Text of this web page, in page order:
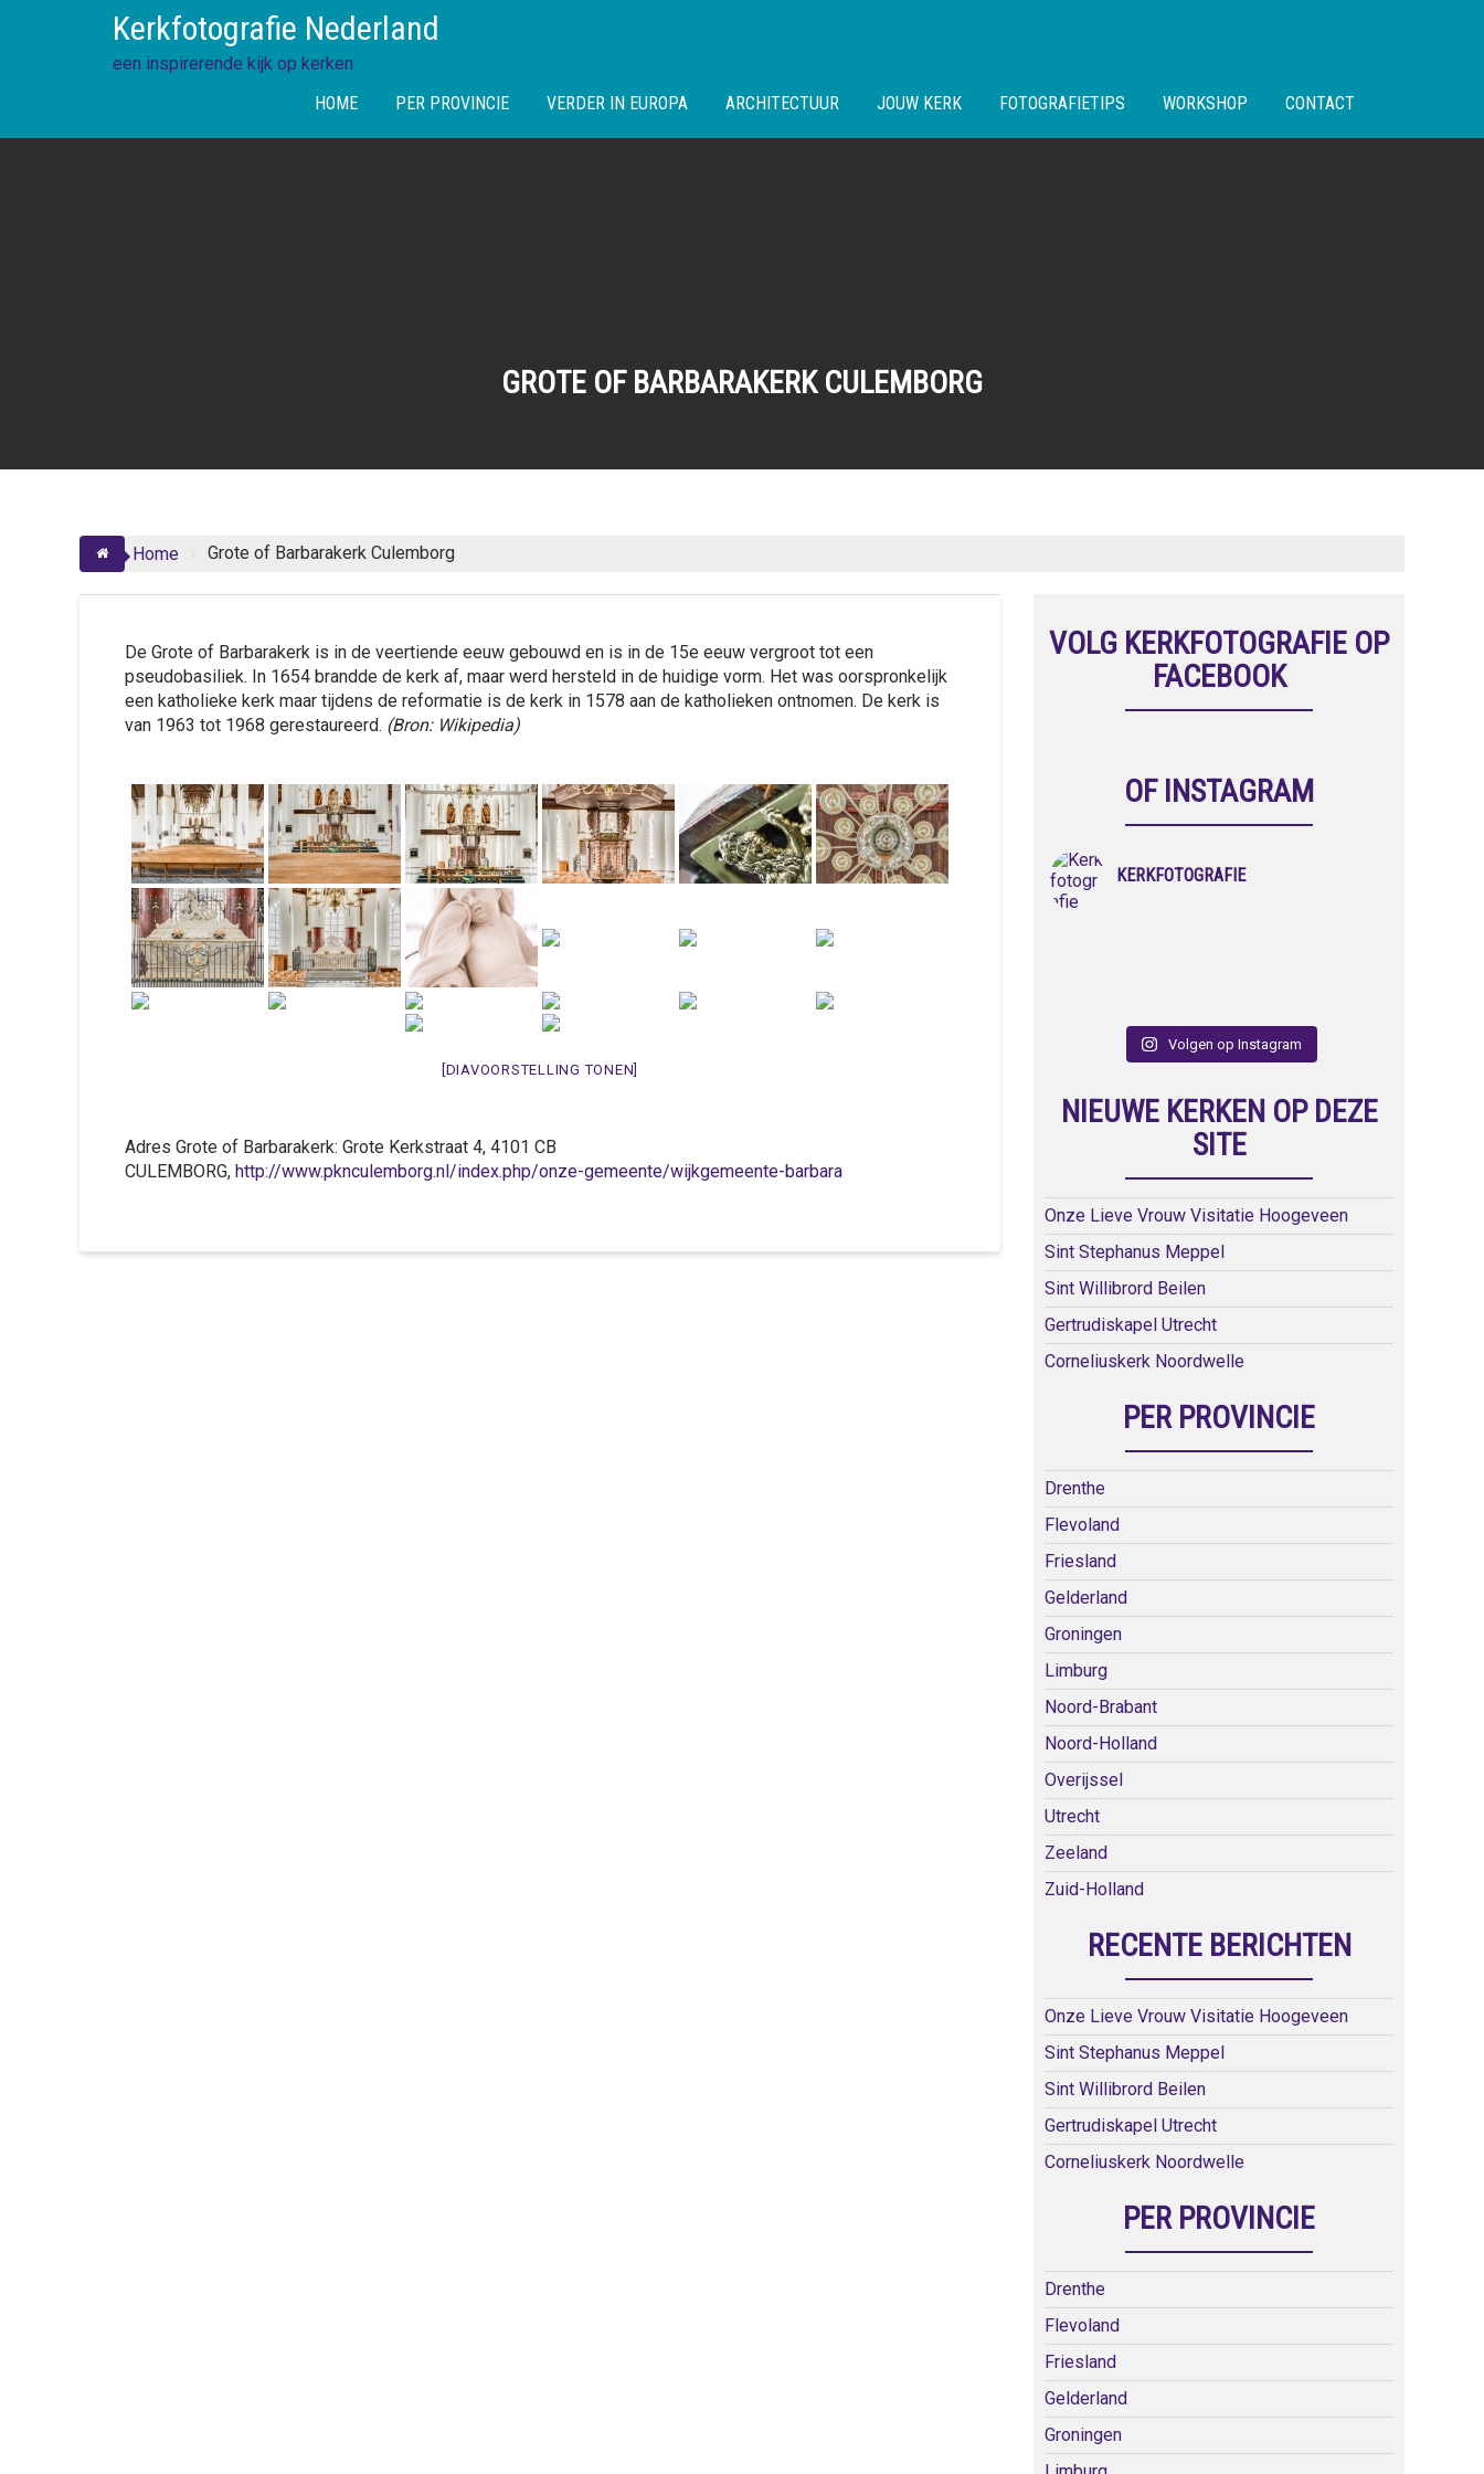
Kerkfotografie Nederland
een inspirerende kijk op kerken
HOME
PER PROVINCIE VERDER IN EUROPA ARCHITECTUUR JOUW KERK FOTOGRAFIETIPS WORKSHOP CONTACT
GROTE OF BARBARAKERK CULEMBORG
Home Grote of Barbarakerk Culemborg
De Grote of Barbarakerk is in de veertiende eeuw gebouwd en is in de 15e eeuw vergroot tot een
pseudobasiliek. In 1654 brandde de kerk af, maar werd hersteld in de huidige vorm. Het was oorspronkelijk
een katholieke kerk maar tijdens de reformatie is de kerk in 1578 aan de katholieken ontnomen. De kerk is
van 1963 tot 1968 gerestaureerd. (Bron: Wikipedia)
[DIAVOORSTELLING TONEN]
Adres Grote of Barbarakerk: Grote Kerkstraat 4, 4101 CB
CULEMBORG, http://www.pknculemborg.nl/index.php/onze-gemeente/wijkgemeente-barbara
VOLG KERKFOTOGRAFIE OP
FACEBOOK
OF INSTAGRAM
KERKFOTOGRAFIE
Volgen op Instagram
NIEUWE KERKEN OP DEZE
SITE
Onze Lieve Vrouw Visitatie Hoogeveen
Sint Stephanus Meppel
Sint Willibrord Beilen
Gertrudiskapel Utrecht
Corneliuskerk Noordwelle
PER PROVINCIE
Drenthe
Flevoland
Friesland
Gelderland
Groningen
Limburg
Noord-Brabant
Noord-Holland
Overijssel
Utrecht
Zeeland
Zuid-Holland
RECENTE BERICHTEN
Onze Lieve Vrouw Visitatie Hoogeveen
Sint Stephanus Meppel
Sint Willibrord Beilen
Gertrudiskapel Utrecht
Corneliuskerk Noordwelle
PER PROVINCIE
Drenthe
Flevoland
Friesland
Gelderland
Groningen